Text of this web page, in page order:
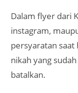
Dalam flyer dari
instagram,
persyaratan
nikah yang
batalkan.